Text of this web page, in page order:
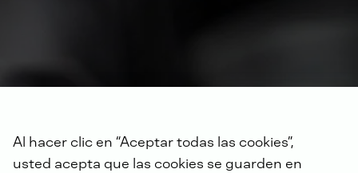
Al hacer clic en “Aceptar todas las cookies”,
usted acepta que las cookies se guarden en